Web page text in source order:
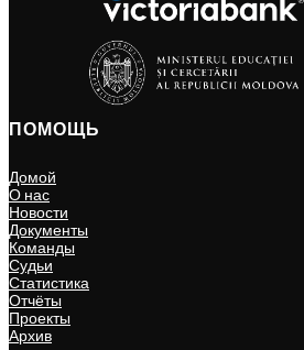
ПОМОЩЬ
Домой
О нас
Новости
Документы
Команды
Судьи
Статистика
Отчёты
Проекты
Архив